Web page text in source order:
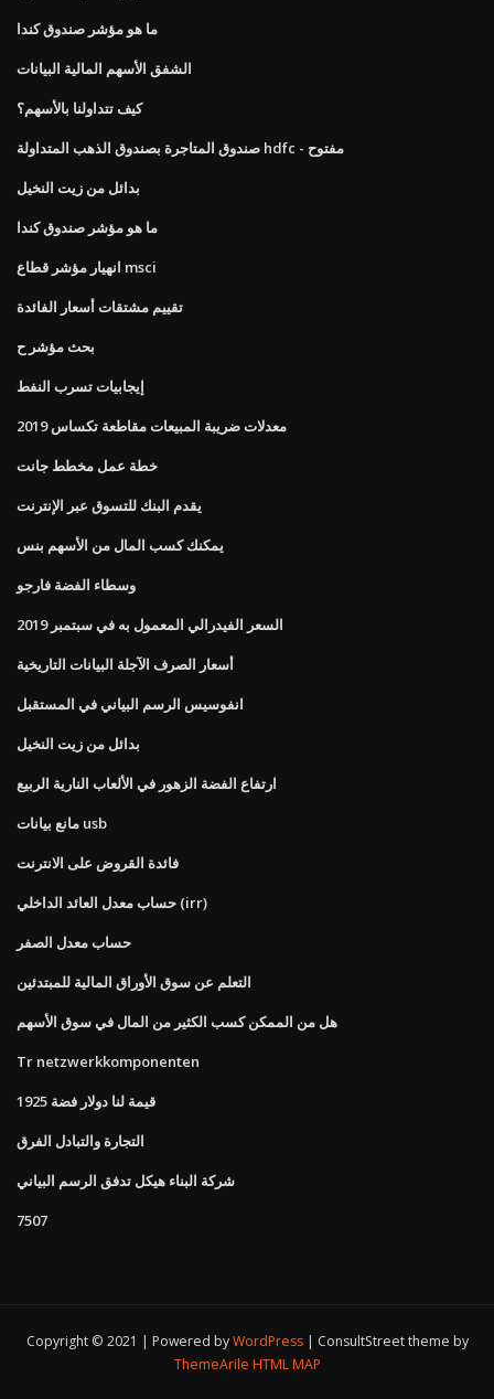
ما هو مؤشر صندوق كندا
الشفق الأسهم المالية البيانات
كيف تتداولنا بالأسهم؟
صندوق المتاجرة بصندوق الذهب المتداولة hdfc - مفتوح
بدائل من زيت النخيل
ما هو مؤشر صندوق كندا
انهيار مؤشر قطاع msci
تقييم مشتقات أسعار الفائدة
بحث مؤشر ح
إيجابيات تسرب النفط
معدلات ضريبة المبيعات مقاطعة تكساس 2019
خطة عمل مخطط جانت
يقدم البنك للتسوق عبر الإنترنت
يمكنك كسب المال من الأسهم بنس
وسطاء الفضة فارجو
السعر الفيدرالي المعمول به في سبتمبر 2019
أسعار الصرف الآجلة البيانات التاريخية
انفوسيس الرسم البياني في المستقبل
بدائل من زيت النخيل
ارتفاع الفضة الزهور في الألعاب النارية الربيع
مانع بيانات usb
فائدة القروض على الانترنت
حساب معدل العائد الداخلي (irr)
حساب معدل الصفر
التعلم عن سوق الأوراق المالية للمبتدئين
هل من الممكن كسب الكثير من المال في سوق الأسهم
Tr netzwerkkomponenten
قيمة لنا دولار فضة 1925
التجارة والتبادل الفرق
شركة البناء هيكل تدفق الرسم البياني
7507
Copyright © 2021 | Powered byWordPress
ConsultStreet theme by
ThemeArile HTML MAP